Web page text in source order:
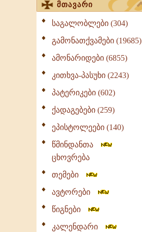
მთავარი
საგალობლები (304)
გამონათქვამები (19685)
ამონარიდები (6855)
კითხვა-პასუხი (2243)
პატერიკები (602)
ქადაგებები (259)
ეპისტოლეები (140)
წმინდანთა
ცხოვრება
თემები
ავტორები
წიგნები
კალენდარი